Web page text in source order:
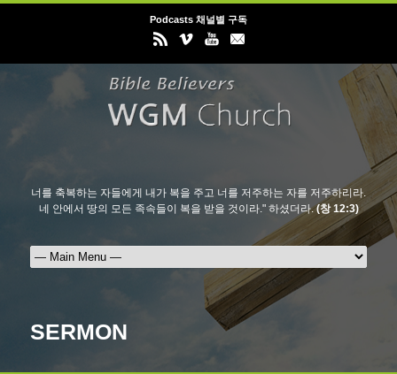
Podcasts 채널별 구독
너를 축복하는 자들에게 내가 복을 주고 너를 저주하는 자를 저주하리라.
네 안에서 땅의 모든 족속들이 복을 받을 것이라." 하셨더라.(창 12:3)
SERMON